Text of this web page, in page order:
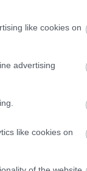
like cookies on
advertising
like cookies on
το